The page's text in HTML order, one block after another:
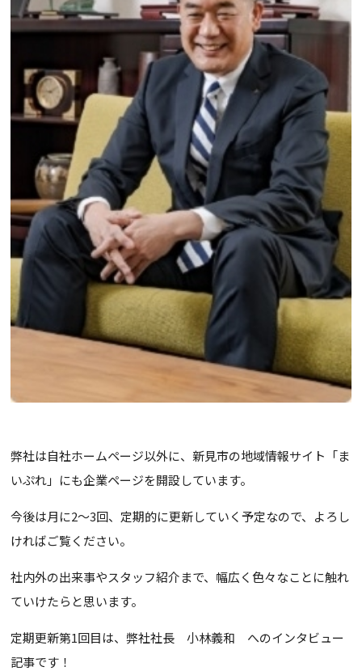
弊社は自社ホームページ以外に、新見市の地域情報サイト「ま
いぷれ」にも企業ページを開設しています。
今後は月に2～3回、定期的に更新していく予定なので、よろし
ければご覧ください。
社内外の出来事やスタッフ紹介まで、幅広く色々なことに触れ
ていけたらと思います。
定期更新第1回目は、弊社社長 小林義和 へのインタビュー
記事です！